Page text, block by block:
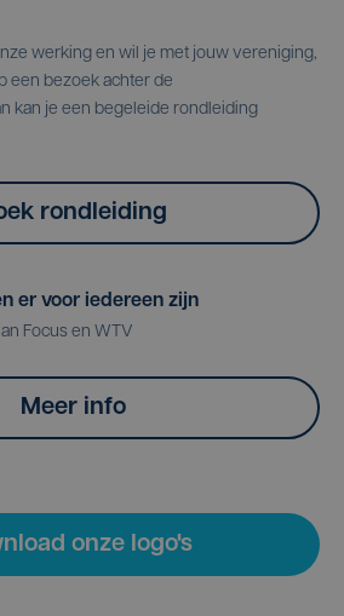
werking en wil je met jouw vereniging,
een bezoek achter de
kan je een begeleide rondleiding
rondleiding
er voor iedereen zijn
Focus en WTV
Meer info
onze logo's